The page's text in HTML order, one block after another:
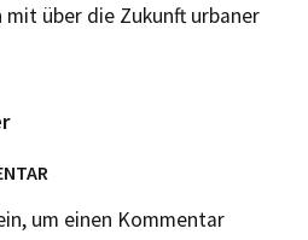
über die Zukunft urbaner
um einen Kommentar